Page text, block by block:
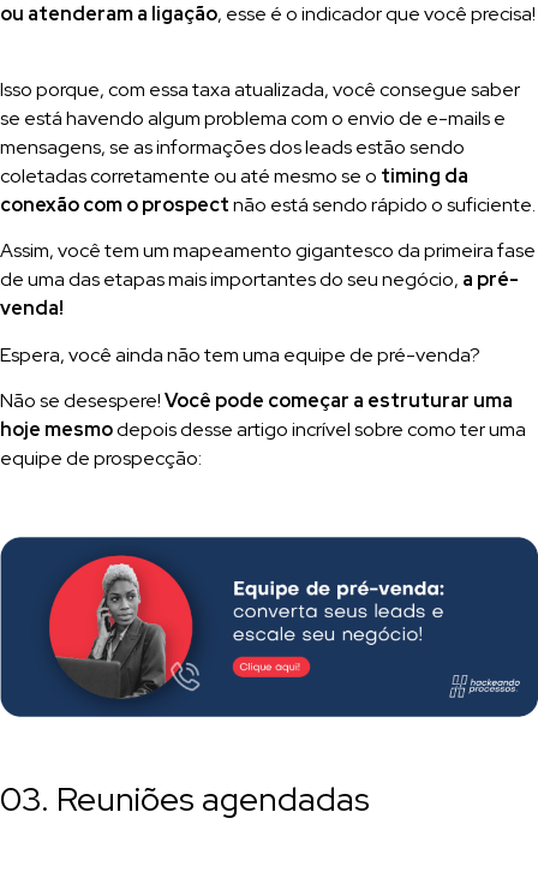
ou atenderam a ligação, esse é o indicador que você precisa!
Isso porque, com essa taxa atualizada, você consegue saber
se está havendo algum problema com o envio de e-mails e
mensagens, se as informações dos leads estão sendo
coletadas corretamente ou até mesmo se o timing da
conexão com o prospectnão está sendo rápido o suficiente.
Assim, você tem um mapeamento gigantesco da primeira fase
de uma das etapas mais importantes do seu negócio, a pré-
venda!
Espera, você ainda não tem uma equipe de pré-venda?
Não se desespere!Você pode começar a estruturar uma
hoje mesmodepois desse artigo incrível sobre como ter uma
equipe de prospecção:
03. Reuniões agendadas